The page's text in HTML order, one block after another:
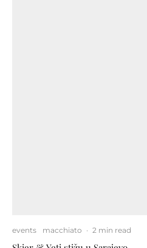
events macchiato · 2 min read